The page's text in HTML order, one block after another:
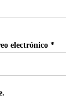
electrónico*